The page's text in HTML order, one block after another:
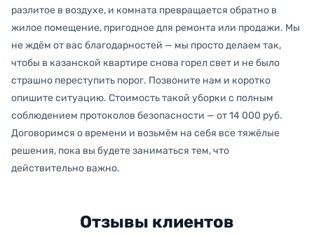
разлитое в воздухе, и комната превращается обратно в
жилое помещение, пригодное для ремонта или продажи. Мы
не ждём от вас благодарностей — мы просто делаем так,
чтобы в казанской квартире снова горел свет и не было
страшно переступить порог. Позвоните нам и коротко
опишите ситуацию. Стоимость такой уборки с полным
соблюдением протоколов безопасности — от 14 000 руб.
Договоримся о времени и возьмём на себя все тяжёлые
решения, пока вы будете заниматься тем, что
действительно важно.
Отзывы клиентов